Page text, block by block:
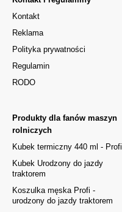
Kontakt
Reklama
Polityka prywatności
Regulamin
RODO
Produkty dla fanów maszyn
rolniczych
Kubek termiczny 440 ml - Profi
Kubek Urodzony do jazdy
traktorem
Koszulka męska Profi -
urodzony do jazdy traktorem